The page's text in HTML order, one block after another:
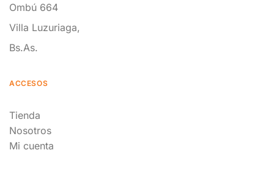
Ombú 664
Villa Luzuriaga,
Bs.As.
ACCESOS
Tienda
Nosotros
Mi cuenta